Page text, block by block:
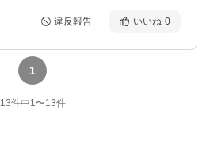
違反報告 いいね 0
1
13件中1〜13件